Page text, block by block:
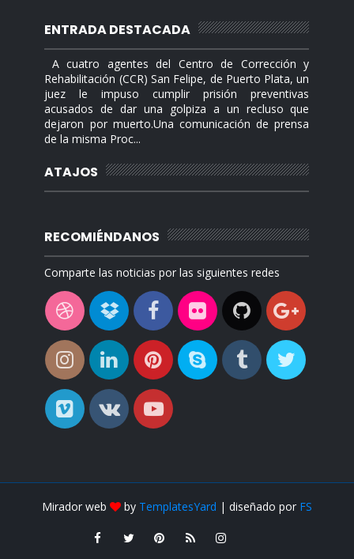
ENTRADA DESTACADA
A cuatro agentes del Centro de Corrección y
Rehabilitación (CCR) San Felipe, de Puerto Plata, un
juez le impuso cumplir prisión preventivas
acusados de dar una golpiza a un recluso que
dejaron por muerto.Una comunicación de prensa
de la misma Proc...
ATAJOS
RECOMIÉNDANOS
Comparte las noticias por las siguientes redes
Mirador web by TemplatesYard | diseñado por FS